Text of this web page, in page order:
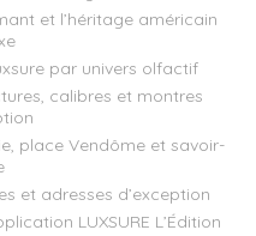
et l’héritage américain
par univers olfactif
calibres et montres
place Vendôme et savoir-
et adresses d’exception
LUXSURE L’Édition